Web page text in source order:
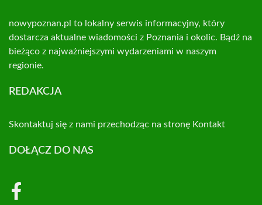
nowypoznan.pl to lokalny serwis informacyjny, który
dostarcza aktualne wiadomości z Poznania i okolic. Bądź na
bieżąco z najważniejszymi wydarzeniami w naszym
regionie.
REDAKCJA
Skontaktuj się z nami przechodząc na stronę Kontakt
DOŁĄCZ DO NAS